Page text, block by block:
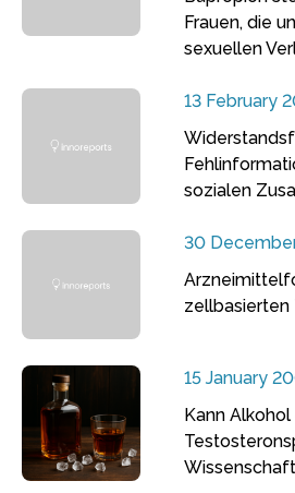
Frauen, die
sexuellen
13 February
sozialen
30
15 January
Kann